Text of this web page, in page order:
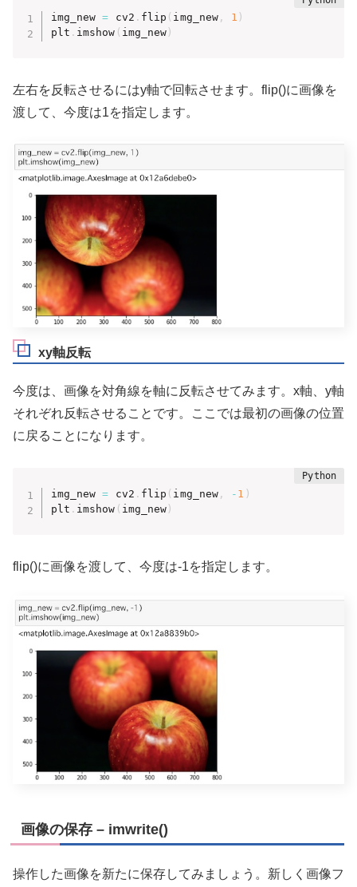
img_new = cv2 . flip ( img_new , 1 )
plt . imshow ( img_new )
左右を反転させるにはy軸で回転させます。flip()に画像を
渡して、今度は1を指定します。
xy軸反転
今度は、画像を対角線を軸に反転させてみます。x軸、y軸
それぞれ反転させることです。ここでは最初の画像の位置
に戻ることになります。
img_new = cv2 . flip ( img_new , - 1 )
plt . imshow ( img_new )
flip()に画像を渡して、今度は-1を指定します。
画像の保存 – imwrite()
操作した画像を新たに保存してみましょう。新しく画像フ